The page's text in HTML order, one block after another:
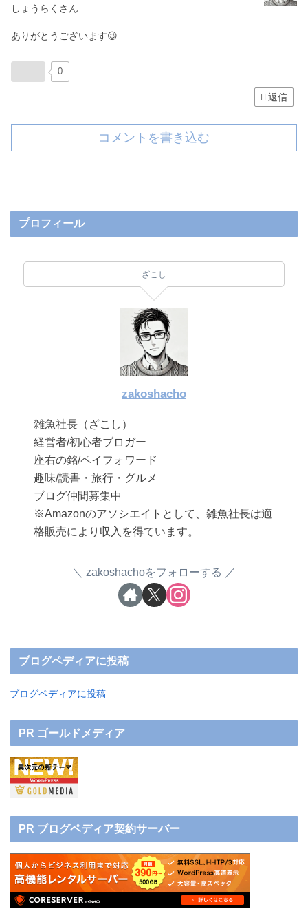
しょうらくさん
ありがとうございます😉
0
返信
コメントを書き込む
プロフィール
ざこし
zakoshacho
雑魚社長（ざこし）
経営者/初心者ブロガー
座右の銘/ペイフォワード
趣味/読書・旅行・グルメ
ブログ仲間募集中
※Amazonのアソシエイトとして、雑魚社長は適
格販売により収入を得ています。
zakoshachoをフォローする
ブログペディアに投稿
ブログペディアに投稿
PR ゴールドメディア
PR ブログペディア契約サーバー